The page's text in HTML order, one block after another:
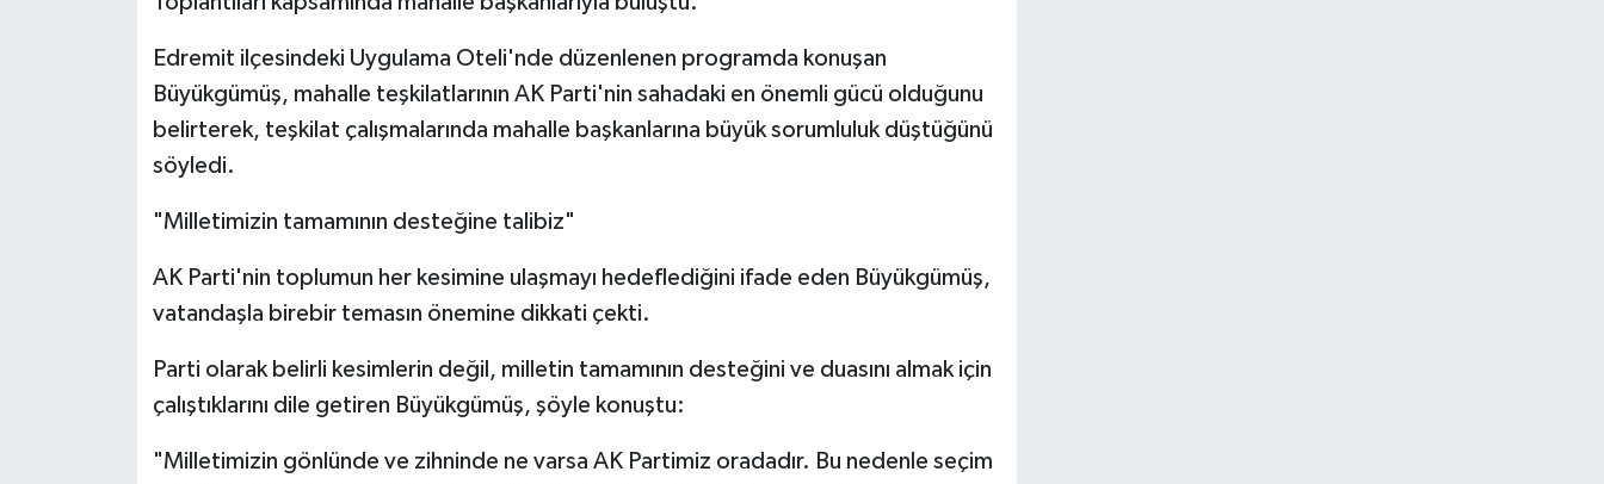
Edremit ilçesindeki Uygulama Oteli'nde düzenlenen programda konuşan
Büyükgümüş, mahalle teşkilatlarının AK Parti'nin sahadaki en önemli gücü olduğunu
belirterek, teşkilat çalışmalarında mahalle başkanlarına büyük sorumluluk düştüğünü
söyledi.
"Milletimizin tamamının desteğine talibiz"
AK Parti'nin toplumun her kesimine ulaşmayı hedeflediğini ifade eden Büyükgümüş,
vatandaşla birebir temasın önemine dikkati çekti.
Parti olarak belirli kesimlerin değil, milletin tamamının desteğini ve duasını almak için
çalıştıklarını dile getiren Büyükgümüş, şöyle konuştu:
"Milletimizin gönlünde ve zihninde ne varsa AK Partimiz oradadır. Bu nedenle seçim